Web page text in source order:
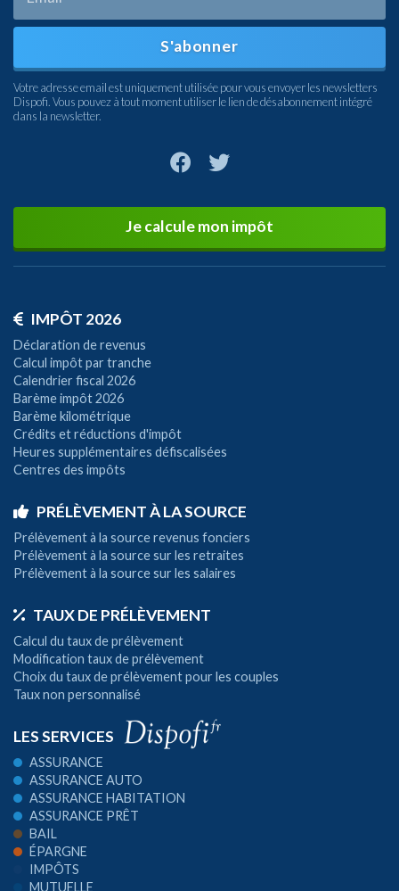
S'abonner
Votre adresse email est uniquement utilisée pour vous envoyer les newsletters
Dispofi. Vous pouvez à tout moment utiliser le lien de désabonnement intégré
dans la newsletter.
Je calcule mon impôt
IMPÔT 2026
Déclaration de revenus
Calcul impôt par tranche
Calendrier fiscal 2026
Barème impôt 2026
Barème kilométrique
Crédits et réductions d'impôt
Heures supplémentaires défiscalisées
Centres des impôts
PRÉLÈVEMENT À LA SOURCE
Prélèvement à la source revenus fonciers
Prélèvement à la source sur les retraites
Prélèvement à la source sur les salaires
TAUX DE PRÉLÈVEMENT
Calcul du taux de prélèvement
Modification taux de prélèvement
Choix du taux de prélèvement pour les couples
Taux non personnalisé
LES SERVICES
ASSURANCE
ASSURANCE AUTO
ASSURANCE HABITATION
ASSURANCE PRÊT
BAIL
ÉPARGNE
IMPÔTS
MUTUELLE